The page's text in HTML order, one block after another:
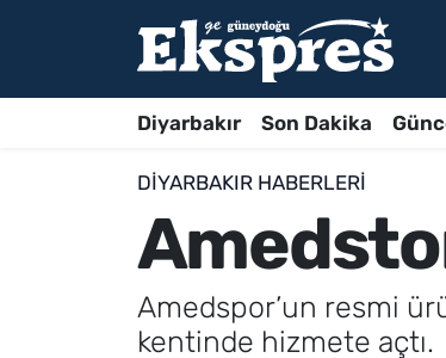
Diyarbakır Son Dakika
DIYARBAKIR HABERLERI
Amedspor’un resmi
kentinde hizmete açtı.